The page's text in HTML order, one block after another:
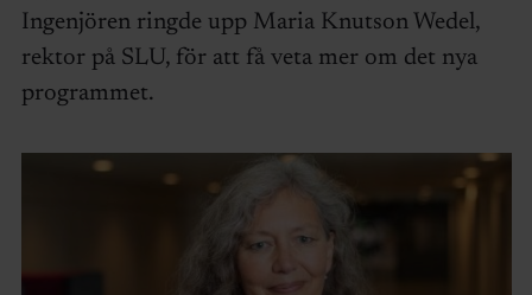
Ingenjören ringde upp Maria Knutson Wedel,
rektor på SLU, för att få veta mer om det nya
programmet.